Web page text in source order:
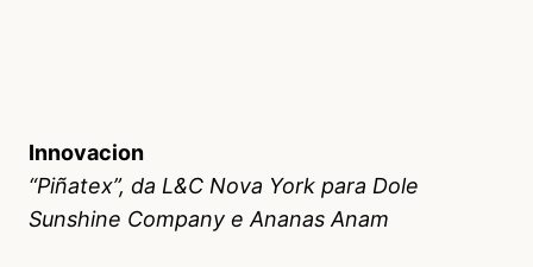
Innovacion
“Piñatex”, da L&C Nova York para Dole
Sunshine Company e Ananas Anam